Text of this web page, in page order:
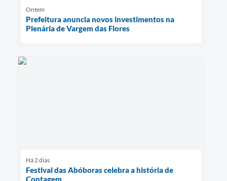
Ontem
Prefeitura anuncia novos investimentos na
Plenária de Vargem das Flores
Há 2 dias
Festival das Abóboras celebra a história de
Contagem